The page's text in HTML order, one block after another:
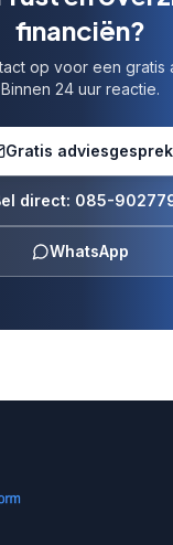
financiën?
op voor een gratis
Binnen 24 uur reactie.
Gratis adviesgesprek
direct: 085-
WhatsApp